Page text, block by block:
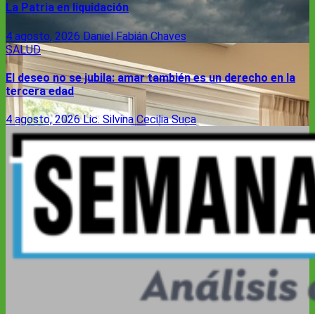
La Patria en liquidación
4 agosto, 2026 Daniel Fabián Chaves
SALUD
El deseo no se jubila: amar también es un derecho en la
tercera edad
4 agosto, 2026Lic. Silvina Cecilia Suca